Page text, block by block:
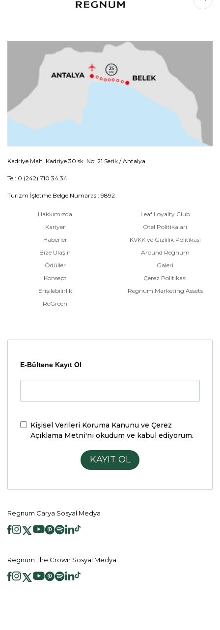
Kadriye Mah. Kadriye 30 sk. No: 21 Serik / Antalya
Tel: 0 (242) 710 34 34
Turizm İşletme Belge Numarası: 9892
Hakkımızda
Kariyer
Haberler
Bize Ulaşın
Ödüller
Konsept
Erişilebilirlik
ReGreen
Leaf Loyalty Club
Otel Politikaları
KVKK ve Gizlilik Politikası
Around Regnum
Galeri
Çerez Politikası
Regnum Marketing Assets
E-Bültene Kayıt Ol
Kişisel Verileri Koruma Kanunu ve Çerez
Açıklama Metni'ni okudum ve kabul ediyorum.
KAYIT OL
Regnum Carya Sosyal Medya
Regnum The Crown Sosyal Medya